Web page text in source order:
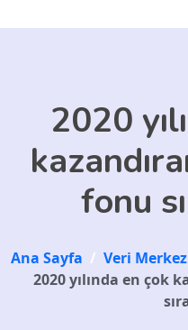
2020
fonu
Ana Sayfa / Veri
2020 yılında en çok